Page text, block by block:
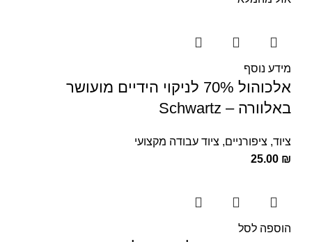
מידע נוסף
אלכוהול 70% לניקוי הידיים מועושר
באלוורה – Schwartz
ציוד, ציפורניים, ציוד עבודה מקצועי
25.00 ₪
הוספה לסל